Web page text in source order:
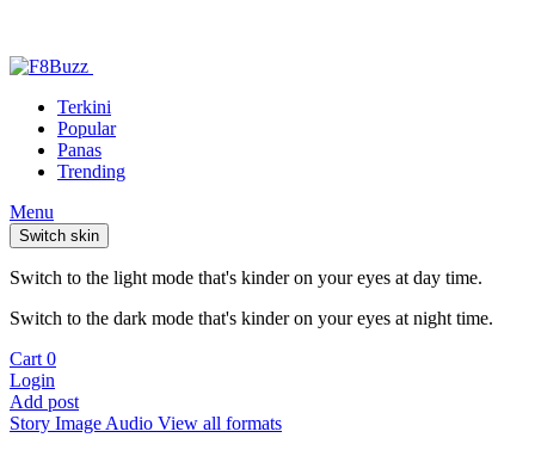
Terkini
Popular
Panas
Trending
Menu
Switch skin
Switch to the light mode that's kinder on your eyes at day time.
Switch to the dark mode that's kinder on your eyes at night time.
Cart 0
Login
Add post
Story Image Audio View all formats